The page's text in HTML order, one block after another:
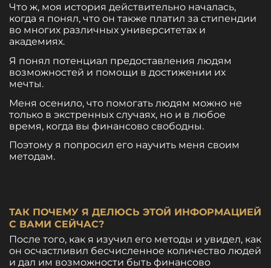
Что ж, моя история действительно началась,
когда я понял, что он также платил за стипендии
во многих различных университетах и ​​
академиях.
Я понял потенциал предоставления людям
возможностей и помощи в достижении их
мечты.
Меня осенило, что помогать людям можно не
только в экстренных случаях, но и в любое
время, когда вы финансово свободны.
Поэтому я попросил его научить меня своим
методам.
ТАК ПОЧЕМУ Я ДЕЛЮСЬ ЭТОЙ ИНФОРМАЦИЕЙ
С ВАМИ СЕЙЧАС?
После того, как я изучил его методы и увидел, как
он осчастливил бесчисленное количество людей
и дал им возможности быть финансово